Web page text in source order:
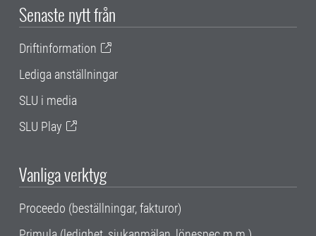
Senaste nytt från
Driftinformation
Lediga anställningar
SLU i media
SLU Play
Vanliga verktyg
Proceedo (beställningar, fakturor)